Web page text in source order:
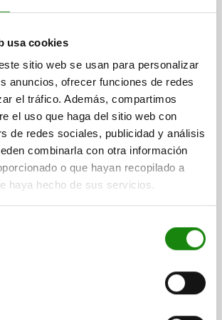
usa cookies
sitio web se usan para personalizar
anuncios, ofrecer funciones de redes
el tráfico. Además, compartimos
el uso que haga del sitio web con
de redes sociales, publicidad y análisis
combinarla con otra información
o que hayan recopilado a
haya hecho de sus servicios.